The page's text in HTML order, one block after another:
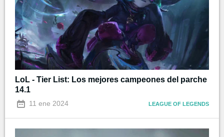
LoL - Tier List: Los mejores campeones del parche
14.1
11 ene 2024 LEAGUE OF LEGENDS